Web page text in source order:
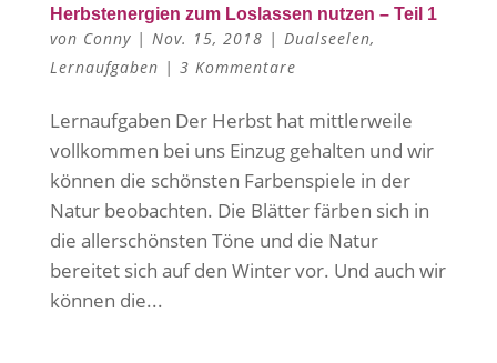
Herbstenergien zum Loslassen nutzen – Teil 1
von Conny| Nov. 15, 2018 | Dualseelen,
Lernaufgaben | 3 Kommentare
Lernaufgaben Der Herbst hat mittlerweile
vollkommen bei uns Einzug gehalten und wir
können die schönsten Farbenspiele in der
Natur beobachten. Die Blätter färben sich in
die allerschönsten Töne und die Natur
bereitet sich auf den Winter vor. Und auch wir
können die...